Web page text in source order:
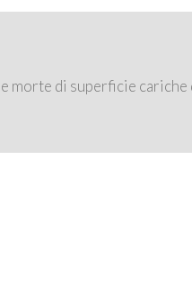
morte di superficie